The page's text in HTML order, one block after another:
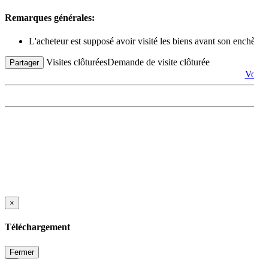
Remarques générales:
L'acheteur est supposé avoir visité les biens avant son
Partager Visites clôturéesDemande de visite clôturée
×
Téléchargement
Fermer